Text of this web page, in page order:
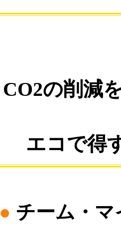
CO2の削減
エコで得
● チーム・マ